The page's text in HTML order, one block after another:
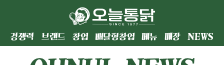
경쟁력 브랜드 창업 배달형창업 메뉴 매장 NEWS